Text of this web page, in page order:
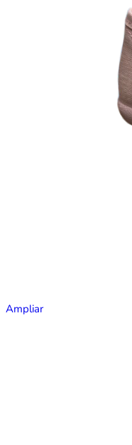
Ampliar